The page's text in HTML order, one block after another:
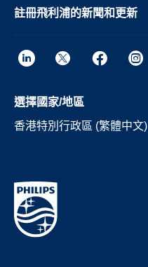
註冊飛利浦的新聞和更新
選擇國家/地區
香港特別行政區 (繁體中文)